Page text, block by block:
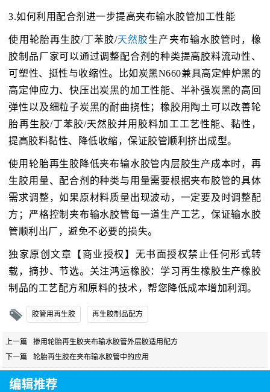
3.如何利用配合剂进一步提高夹布输水胶管加工性能
使用轮胎再生胶/丁苯胶/天然胶生产夹布输水胶管时，橡
胶制品厂家可以通过调整配合剂的种类提高胶料流动性、
可塑性、挺性与收缩性。比如炭黑N660兼具高定伸炉黑的
高定伸应力、快压出炭黑的加工性能、半补强炭黑的高回
弹性以及细粒子炭黑的耐曲挠性；橡胶用陶土可以改善轮
胎再生胶/丁苯胶/天然胶并用胶料加工工艺性能、黏性，
提高胶料黏性、降低收缩，保证胶管顺利挤出成型。
使用轮胎再生胶降低夹布输水胶管内层胶生产成本时，再
生胶用量、配合剂的种类与用量需要根据夹布胶管的具体
需求调整，如果原材料质量出现波动，一定要及时调整配
方；严格控制夹布输水胶管每一道生产工艺，保证输水胶
管顺利出厂，避免不必要的损失。
独家原创文章【商业授权】无书面授权禁止任何形式转
载，摘抄、节选。关注鸿运橡胶：学习再生橡胶生产橡胶
制品的工艺配方和原料的技术，帮您降低成本增加利润。
胶管用再生胶 再生胶制品配方
上一篇
掺用轮胎再生胶夹布输水胶管外层胶适用配方
下一篇
轮胎再生胶在夹布输水胶管中的应用
编辑推荐